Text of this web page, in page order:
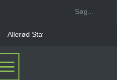
Favrholm Station